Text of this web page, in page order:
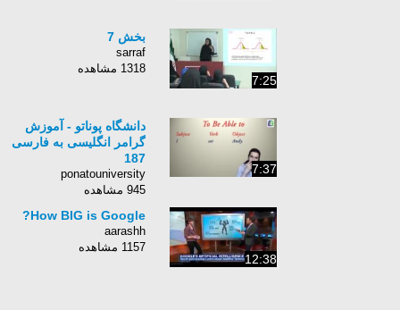
7:25
بخش 7
sarraf
1318 مشاهده
7:37
دانشگاه پوناتو - آموزش
گرامر انگلیسی به فارسی
187
ponatouniversity
945 مشاهده
12:38
How BIG is Google?
aarashh
1157 مشاهده